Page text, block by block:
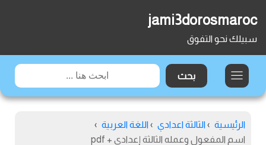
jami3dorosmaroc
سبيلك نحو التفوق
الرئيسية › الثالثة اعدادي › اللغة العربية ›
اسم المفعول وعمله الثالثة إعدادي + pdf